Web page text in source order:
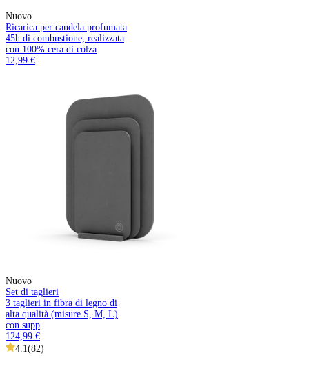
Nuovo
Ricarica per candela profumata
45h di combustione, realizzata
con 100% cera di colza
12,99 €
Nuovo
Set di taglieri
3 taglieri in fibra di legno di
alta qualità (misure S, M, L)
con supp
124,99 €
4.1 (82)